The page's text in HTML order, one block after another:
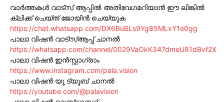
വാർത്തകൾ വാട്സ് ആപ്പിൽ അതിവേഗമറിയാൻ ഈ ലിങ്കിൽ
ക്ലിക്ക് ചെയ്ത് ജോയിൻ ചെയ്യുക
https://chat.whatsapp.com/DX6BuBLs9Yg85MLxY1e0gg
പാലാ വിഷൻ വാട്സ്ആപ്പ് ചാനൽ
https://whatsapp.com/channel/0029VaOkK347dmeU81dBvf2X
പാലാ വിഷൻ ഇൻസ്റ്റാഗ്രാം
https://www.instagram.com/pala.vision
പാലാ വിഷൻ യൂ ട്യൂബ് ചാനൽ
https://youtube.com/@palavision